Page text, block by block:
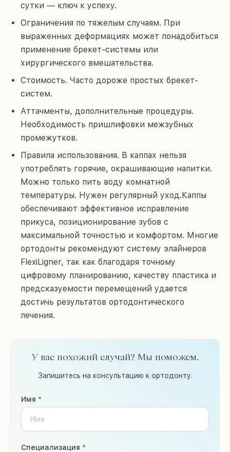
сутки — ключ к успеху.
Ограничения по тяжелым случаям. При
выраженных деформациях может понадобиться
применение брекет-системы или
хирургического вмешательства.
Стоимость. Часто дороже простых брекет-
систем.
Аттачменты, дополнительные процедуры.
Необходимость пришлифовки межзубных
промежутков.
Правила использования. В каппах нельзя
употреблять горячие, окрашивающие напитки.
Можно только пить воду комнатной
температуры. Нужен регулярный уход.Каппы
обеспечивают эффективное исправление
прикуса, позиционирование зубов с
максимальной точностью и комфортом. Многие
ортодонты рекомендуют систему элайнеров
FlexiLigner, так как благодаря точному
цифровому планированию, качеству пластика и
предсказуемости перемещений удается
достичь результатов ортодонтического
лечения.
У вас похожий случай? Мы поможем.
Запишитесь на консультацию к ортодонту.
Имя *
Специализация *